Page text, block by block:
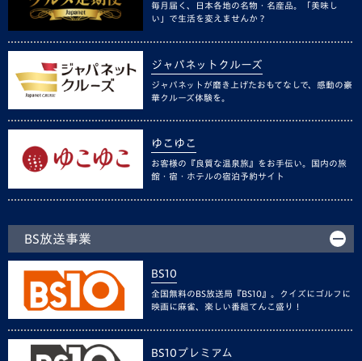
毎月届く、日本各地の名物・名産品。「美味し
い」で生活を変えませんか？
ジャパネットクルーズ
ジャパネットが磨き上げたおもてなしで、感動の豪
華クルーズ体験を。
ゆこゆこ
お客様の『良質な温泉旅』をお手伝い。国内の旅
館・宿・ホテルの宿泊予約サイト
BS放送事業
BS10
全国無料のBS放送局『BS10』。クイズにゴルフに
映画に麻雀、楽しい番組てんこ盛り！
BS10プレミアム